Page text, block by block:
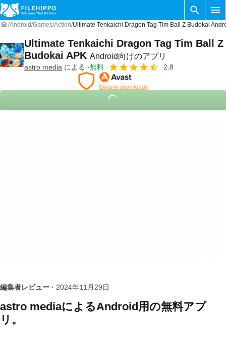
Android Games Action Ultimate Tenkaichi Dragon Tag Tim Ball Z Budokai
Ultimate Tenkaichi Dragon Tag Tim Ball Z
Budokai APK Android向けのアプリ
astro media による 無料 2.8
編集者レビュー · 2024年11月29日
astro mediaによるAndroid用の無料アプ
リ。